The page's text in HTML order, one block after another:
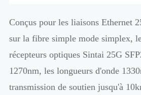
Conçus pour les liaisons Ethernet
sur la fibre simple mode simplex,
récepteurs optiques Sintai 25G
1270nm, les longueurs d'onde
transmission de soutien jusqu'à